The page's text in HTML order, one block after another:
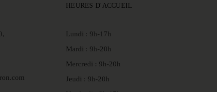
HEURES D'ACCUEIL
Lundi : 9h-17h
Mardi : 9h-20h
Mercredi : 9h-20h
Jeudi : 9h-20h